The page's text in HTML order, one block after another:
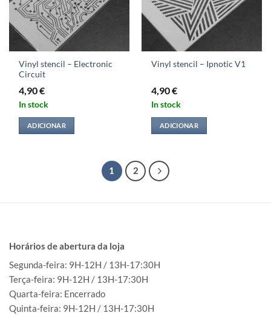
Vinyl stencil – Electronic
Circuit
4,90€
In stock
ADICIONAR
Vinyl stencil – Ipnotic V1
4,90€
In stock
ADICIONAR
1 2
Horários de abertura da loja
Segunda-feira: 9H-12H / 13H-17:30H
Terça-feira: 9H-12H / 13H-17:30H
Quarta-feira: Encerrado
Quinta-feira: 9H-12H / 13H-17:30H